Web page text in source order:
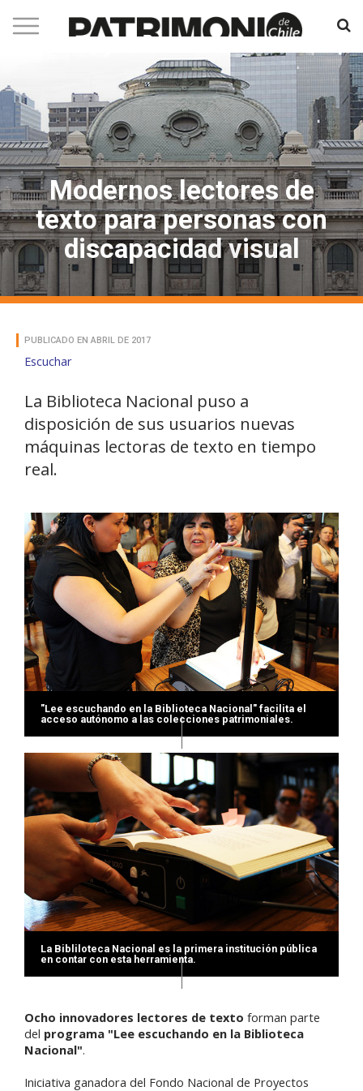
Modernos lectores de
texto para personas con
discapacidad visual
PUBLICADO EN ABRIL DE 2017
Escuchar
La Biblioteca Nacional puso a
disposición de sus usuarios nuevas
máquinas lectoras de texto en tiempo
real.
"Lee escuchando en la Biblioteca Nacional" facilita el
acceso autónomo a las colecciones patrimoniales.
La Bibliloteca Nacional es la primera institución pública
en contar con esta herramienta.
Ocho innovadores lectores de texto forman parte
del programa "Lee escuchando en la Biblioteca
Nacional".
Iniciativa ganadora del Fondo Nacional de Proyectos